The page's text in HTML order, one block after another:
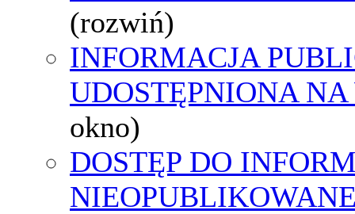
(rozwiń)
INFORMACJA
UDOSTĘPNIONA
okno)
DOSTĘP DO